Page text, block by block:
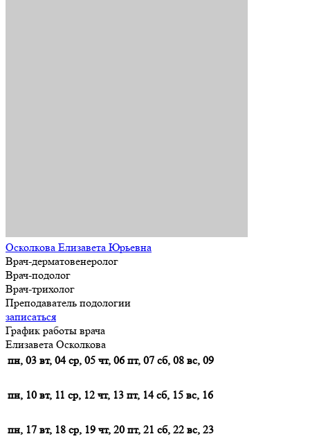
Осколкова Елизавета Юрьевна
Врач-дерматовенеролог
Врач-подолог
Врач-трихолог
Преподаватель подологии
записаться
График работы врача
Елизавета Осколкова
пн, 03 вт, 04 ср, 05 чт, 06 пт, 07 сб, 08 вс, 09
пн, 10 вт, 11 ср, 12 чт, 13 пт, 14 сб, 15 вс, 16
пн, 17 вт, 18 ср, 19 чт, 20 пт, 21 сб, 22 вс, 23